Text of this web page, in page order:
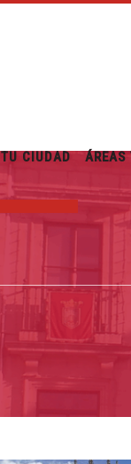
TU CIUDAD ÁREAS